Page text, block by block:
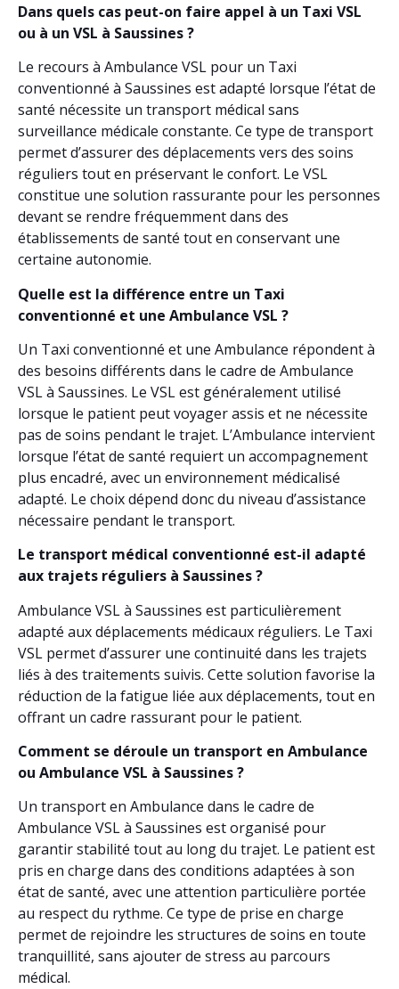
Dans quels cas peut-on faire appel à un Taxi VSL
ou à un VSL à Saussines ?
Le recours à Ambulance VSL pour un Taxi
conventionné à Saussines est adapté lorsque l’état de
santé nécessite un transport médical sans
surveillance médicale constante. Ce type de transport
permet d’assurer des déplacements vers des soins
réguliers tout en préservant le confort. Le VSL
constitue une solution rassurante pour les personnes
devant se rendre fréquemment dans des
établissements de santé tout en conservant une
certaine autonomie.
Quelle est la différence entre un Taxi
conventionné et une Ambulance VSL ?
Un Taxi conventionné et une Ambulance répondent à
des besoins différents dans le cadre de Ambulance
VSL à Saussines. Le VSL est généralement utilisé
lorsque le patient peut voyager assis et ne nécessite
pas de soins pendant le trajet. L’Ambulance intervient
lorsque l’état de santé requiert un accompagnement
plus encadré, avec un environnement médicalisé
adapté. Le choix dépend donc du niveau d’assistance
nécessaire pendant le transport.
Le transport médical conventionné est-il adapté
aux trajets réguliers à Saussines ?
Ambulance VSL à Saussines est particulièrement
adapté aux déplacements médicaux réguliers. Le Taxi
VSL permet d’assurer une continuité dans les trajets
liés à des traitements suivis. Cette solution favorise la
réduction de la fatigue liée aux déplacements, tout en
offrant un cadre rassurant pour le patient.
Comment se déroule un transport en Ambulance
ou Ambulance VSL à Saussines ?
Un transport en Ambulance dans le cadre de
Ambulance VSL à Saussines est organisé pour
garantir stabilité tout au long du trajet. Le patient est
pris en charge dans des conditions adaptées à son
état de santé, avec une attention particulière portée
au respect du rythme. Ce type de prise en charge
permet de rejoindre les structures de soins en toute
tranquillité, sans ajouter de stress au parcours
médical.